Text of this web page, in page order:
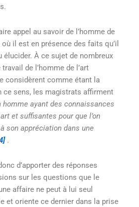
appel au savoir de l’homme de
où il est en présence des faits qu’il
élucider. À ce sujet de nombreux
de l’homme de l’art
considèrent comme étant la
ce sens, les magistrats affirment
homme ayant des connaissances
et suffisantes pour que l’on
son appréciation dans une
.
d’apporter des réponses
sur les questions que le
affaire ne peut à lui seul
et oriente ce dernier dans la prise